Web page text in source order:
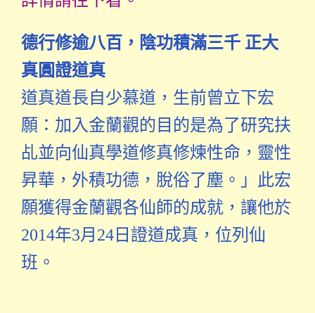
德行修逾八百，陰功積滿三千 正大
真圓證道真
道真道長自少慕道，生前曾立下宏
願：加入金蘭觀的目的是為了研究扶
乩並向仙真學道修真修煉性命，靈性
昇華，外積功德，脫俗了塵。」此宏
願獲得金蘭觀各仙師的成就，讓他於
2014年3月24日證道成真，位列仙
班。